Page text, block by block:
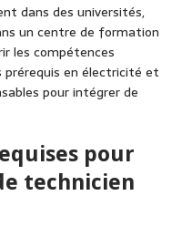
dans des universités,
un centre de formation
les compétences
prérequis en électricité et
pour intégrer de
pour
technicien